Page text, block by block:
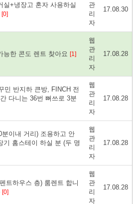
실+냉장고 혼자 사용하실
[0]
관
리
자
17.08.30
능한 콘도 렌트 찾아요 [1]
웹
관
리
자
17.08.28
민 반지하 큰방, FINCH 전
다니는 36번 뻐쓰로 3분
웹
관
리
자
17.08.28
분이내 거리) 조용하고 안
기 홈스테이 하실 분 (두 명
웹
관
리
자
17.08.28
트하우스 층) 룸렌트 합니
[0]
웹
관
리
자
17.08.28